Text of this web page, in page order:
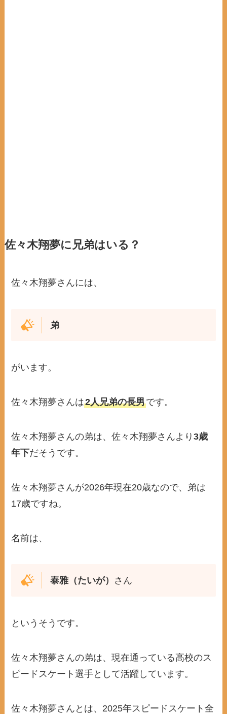
佐々木翔夢に兄弟はいる？
佐々木翔夢さんには、
弟
がいます。
佐々木翔夢さんは2人兄弟の長男です。
佐々木翔夢さんの弟は、佐々木翔夢さんより3歳
年下だそうです。
佐々木翔夢さんが2026年現在20歳なので、弟は
17歳ですね。
名前は、
泰雅（たいが） さん
というそうです。
佐々木翔夢さんの弟は、現在通っている高校のス
ピードスケート選手として活躍しています。
佐々木翔夢さんとは、2025年スピードスケート全